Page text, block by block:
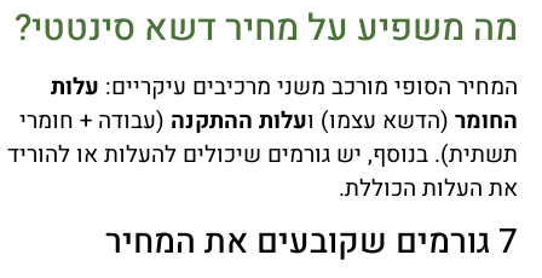
מה משפיע על מחיר דשא סינטטי?
המחיר הסופי מורכב משני מרכיבים עיקריים: עלות
החומר (הדשא עצמו) ועלות ההתקנה (עבודה + חומרי
תשתית). בנוסף, יש גורמים שיכולים להעלות או להוריד
את העלות הכוללת.
7 גורמים שקובעים את המחיר